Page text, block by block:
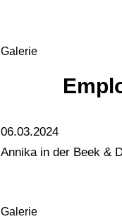
Galerie
06.03.2024
Annika in der Beek &
Galerie